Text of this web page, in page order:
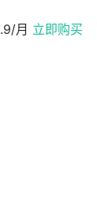
月 立即购买